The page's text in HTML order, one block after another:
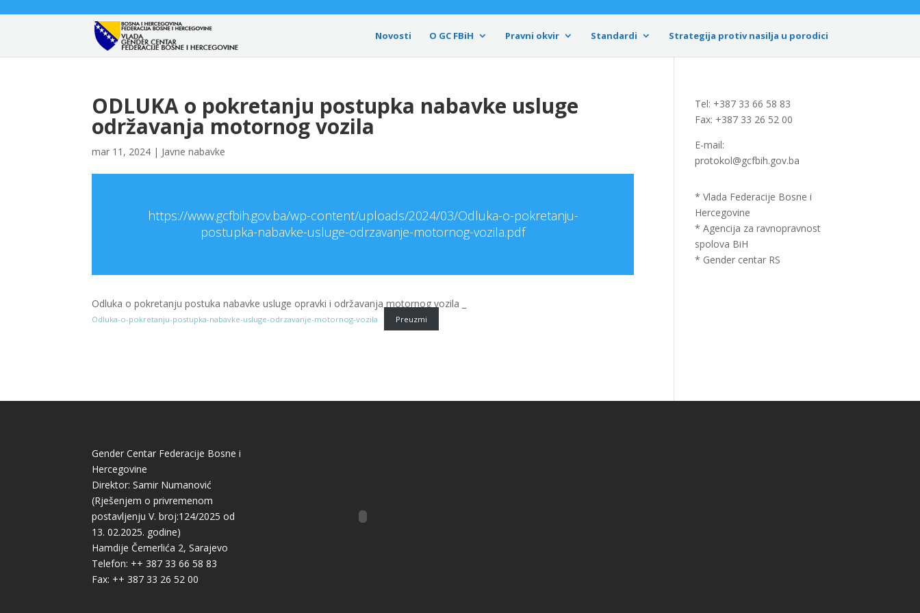
Novosti O GC FBiH Pravni okvir Standardi Strategija protiv nasilja u porodici
ODLUKA o pokretanju postupka nabavke usluge
održavanja motornog vozila
mar 11, 2024 | Javne nabavke
https://www.gcfbih.gov.ba/wp-content/uploads/2024/03/Odluka-o-pokretanju-
postupka-nabavke-usluge-odrzavanje-motornog-vozila.pdf
Odluka o pokretanju postuka nabavke usluge opravki i održavanja motornog vozila _
Odluka-o-pokretanju-postupka-nabavke-usluge-odrzavanje-motornog-vozila Preuzmi
Tel: +387 33 66 58 83
Fax: +387 33 26 52 00
E-mail:
protokol@gcfbih.gov.ba
* Vlada Federacije Bosne i
Hercegovine
* Agencija za ravnopravnost
spolova BiH
* Gender centar RS
Gender Centar Federacije Bosne i
Hercegovine
Direktor: Samir Numanović
(Rješenjem o privremenom
postavljenju V. broj:124/2025 od
13. 02.2025. godine)
Hamdije Čemerlića 2, Sarajevo
Telefon: ++ 387 33 66 58 83
Fax: ++ 387 33 26 52 00